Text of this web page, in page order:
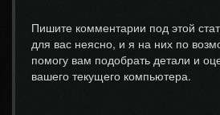
Пишите комментарии под этой
для вас неясно, и я на них по
помогу вам подобрать детали и
вашего текущего компьютера.